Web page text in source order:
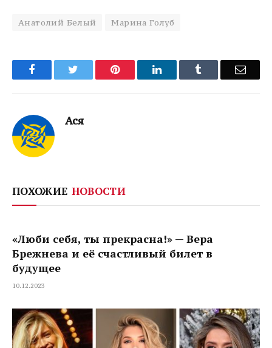
Анатолий Белый Марина Голуб
Facebook Pinterest LinkedIn Email
Ася
ПОХОЖИЕ НОВОСТИ
«Люби себя, ты прекрасна!» — Вера
Брежнева и её счастливый билет в
будущее
10.12.2023